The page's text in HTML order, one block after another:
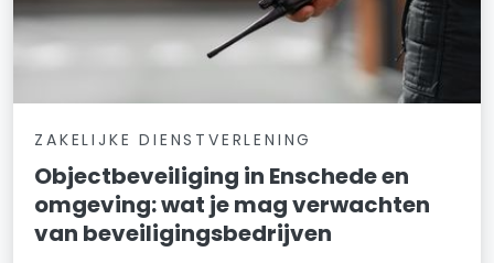
ZAKELIJKE DIENSTVERLENING
Objectbeveiliging in Enschede en
omgeving: wat je mag verwachten
van beveiligingsbedrijven